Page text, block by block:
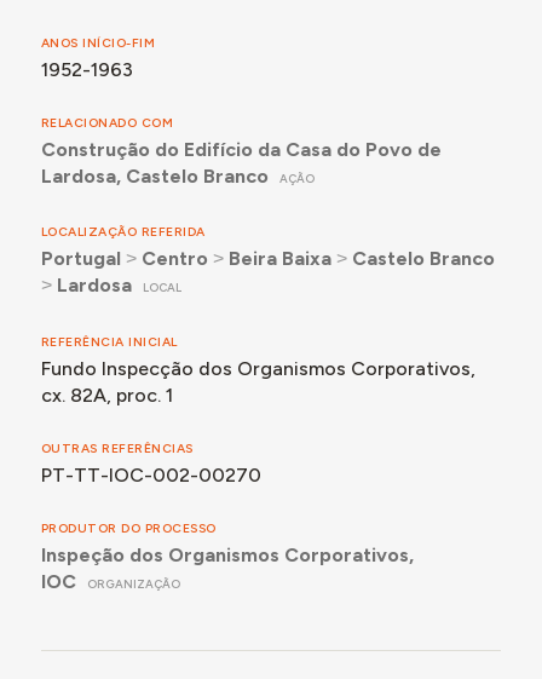
ANOS INÍCIO-FIM
1952-1963
RELACIONADO COM
Construção do Edifício da Casa do Povo de
Lardosa, Castelo Branco
AÇÃO
LOCALIZAÇÃO REFERIDA
Portugal ˃ Centro ˃ Beira Baixa˃ Castelo Branco
˃ Lardosa LOCAL
REFERÊNCIA INICIAL
Fundo Inspecção dos Organismos Corporativos,
cx. 82A, proc. 1
OUTRAS REFERÊNCIAS
PT-TT-IOC-002-00270
PRODUTOR DO PROCESSO
Inspeção dos Organismos Corporativos,
IOC
ORGANIZAÇÃO